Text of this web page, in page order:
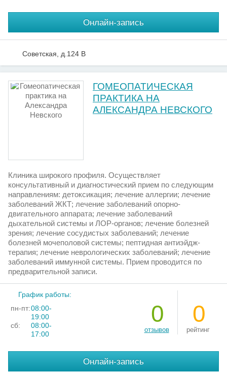
Онлайн-запись
Советская, д.124 В
ГОМЕОПАТИЧЕСКАЯ
ПРАКТИКА НА
АЛЕКСАНДРА НЕВСКОГО
Клиника широкого профиля. Осуществляет
консультативный и диагностический прием по следующим
направлениям: детоксикация; лечение аллергии; лечение
заболеваний ЖКТ; лечение заболеваний опорно-
двигательного аппарата; лечение заболеваний
дыхательной системы и ЛОР-органов; лечение болезней
зрения; лечение сосудистых заболеваний; лечение
болезней мочеполовой системы; пептидная антиэйдж-
терапия; лечение неврологических заболеваний; лечение
заболеваний иммунной системы. Прием проводится по
предварительной записи.
График работы:
пн-пт:08:00-
19:00
сб:
08:00-
17:00
0
отзывов
0
рейтинг
Онлайн-запись